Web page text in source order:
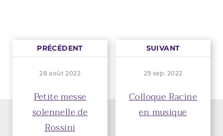
PRÉCÉDENT
28 août 2022
Petite messe
solennelle de
Rossini
SUIVANT
29 sep. 2022
Colloque Racine
en musique